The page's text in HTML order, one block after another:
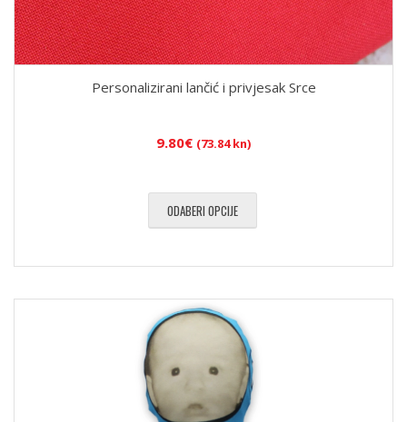
Personalizirani lančić i privjesak Srce
9.80€ (73.84 kn)
ODABERI OPCIJE